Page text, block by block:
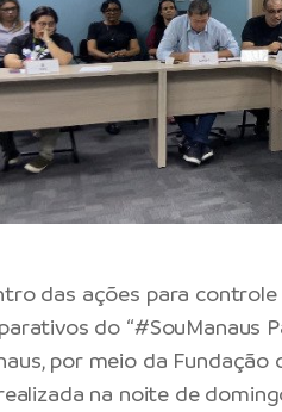
das ações para
do “#SouManaus
por meio da
na noite de